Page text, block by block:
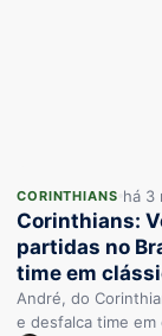
CORINTHIANS há 3
Corinthians:
partidas no
time em
André, do
e desfalca time em